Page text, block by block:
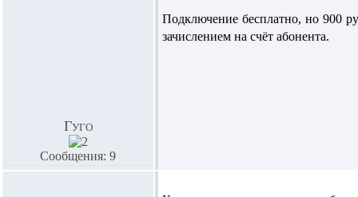
Гуго
Сообщения: 9
Подключение бесплатно, но 900
зачислением на счёт абонента.